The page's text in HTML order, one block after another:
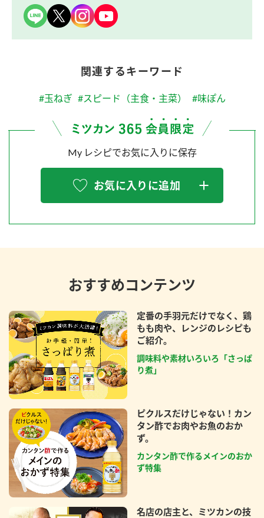
関連するキーワード
#玉ねぎ #スピード（主食・主菜） #味ぽん
My レシピでお気に入りに保存
お気に入りに追加
おすすめコンテンツ
定番の手羽元だけでなく、鶏
もも肉や、レンジのレシピも
ご紹介。
調味料や素材いろいろ「さっぱ
り煮」
ピクルスだけじゃない！カン
タン酢でお肉やお魚のおか
ず。
カンタン酢で作るメインのおか
ず特集
名店の店主と、ミツカンの技